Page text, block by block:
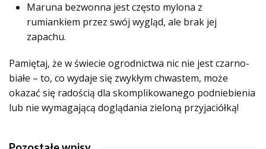
Maruna bezwonna jest często mylona z
rumiankiem przez swój wygląd, ale brak jej
zapachu.
Pamiętaj, że w świecie ogrodnictwa nic nie jest czarno-
białe – to, co wydaje się zwykłym chwastem, może
okazać się radością dla skomplikowanego podniebienia
lub nie wymagającą doglądania zieloną przyjaciółką!